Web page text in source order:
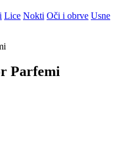
Lice Nokti Oči i obrve Usne
Parfemi